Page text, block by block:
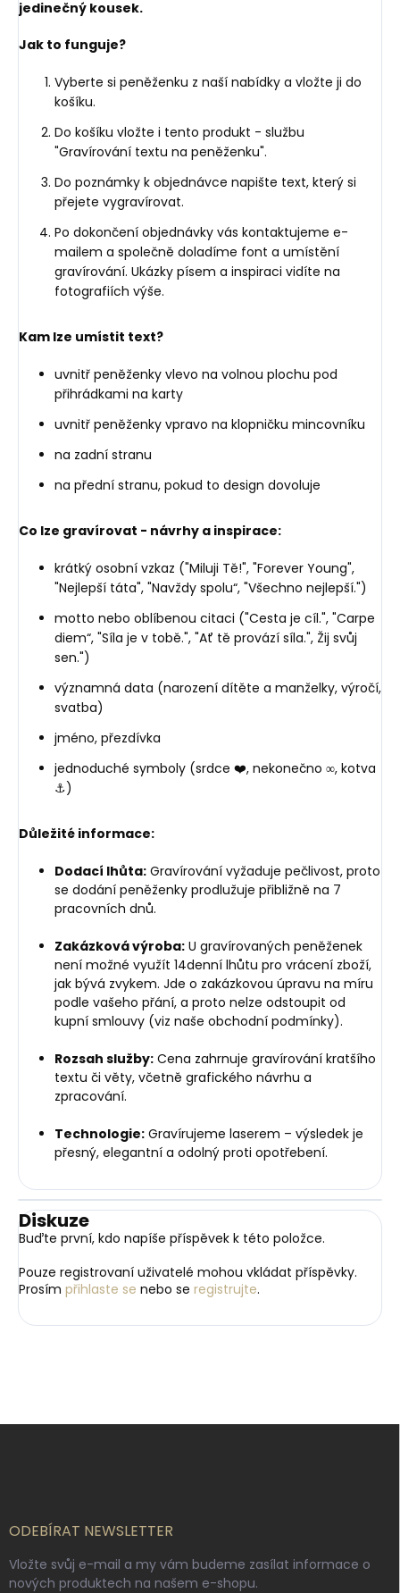
jedinečný kousek.
Jak to funguje?
Vyberte si peněženku z naší nabídky a vložte ji do
košíku.
Do košíku vložte i tento produkt - službu
"Gravírování textu na peněženku".
Do poznámky k objednávce napište text, který si
přejete vygravírovat.
Po dokončení objednávky vás kontaktujeme e-
mailem a společně doladíme font a umístění
gravírování. Ukázky písem a inspiraci vidíte na
fotografiích výše.
Kam lze umístit text?
uvnitř peněženky vlevo na volnou plochu pod
přihrádkami na karty
uvnitř peněženky vpravo na klopničku mincovníku
na zadní stranu
na přední stranu, pokud to design dovoluje
Co lze gravírovat - návrhy a inspirace:
krátký osobní vzkaz ("Miluji Tě!", "Forever Young",
"Nejlepší táta", "Navždy spolu“, "Všechno nejlepší.")
motto nebo oblíbenou citaci ("Cesta je cíl.", "Carpe
diem“, "Síla je v tobě.", "Ať tě provází síla.", Žij svůj
sen.")
významná data (narození dítěte a manželky, výročí,
svatba)
jméno, přezdívka
jednoduché symboly (srdce ❤️, nekonečno ∞, kotva
⚓)
Důležité informace:
Dodací lhůta: Gravírování vyžaduje pečlivost, proto
se dodání peněženky prodlužuje přibližně na 7
pracovních dnů.
Zakázková výroba: U gravírovaných peněženek
není možné využít 14denní lhůtu pro vrácení zboží,
jak bývá zvykem. Jde o zakázkovou úpravu na míru
podle vašeho přání, a proto nelze odstoupit od
kupní smlouvy (viz naše obchodní podmínky).
Rozsah služby: Cena zahrnuje gravírování kratšího
textu či věty, včetně grafického návrhu a
zpracování.
Technologie: Gravírujeme laserem – výsledek je
přesný, elegantní a odolný proti opotřebení.
Diskuze
Buďte první, kdo napíše příspěvek k této položce.
Pouze registrovaní uživatelé mohou vkládat příspěvky.
Prosím přihlaste se nebo se registrujte.
ODEBÍRAT NEWSLETTER
Vložte svůj e-mail a my vám budeme zasílat informace o
nových produktech na našem e-shopu.